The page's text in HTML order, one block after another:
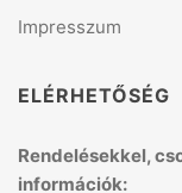
Impresszum
ELÉRHETŐSÉG
Rendelésekkel,
információk: